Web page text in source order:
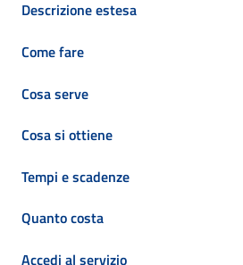
Descrizione estesa
Come fare
Cosa serve
Cosa si ottiene
Tempi e scadenze
Quanto costa
Accedi al servizio